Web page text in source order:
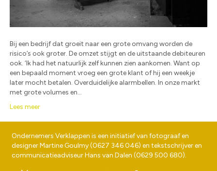
Bij een bedrijf dat groeit naar een grote omvang worden de
risico’s ook groter. De omzet stijgt en de uitstaande debiteuren
ook. ‘Ik had het natuurlijk zelf kunnen zien aankomen. Want op
een bepaald moment vroeg een grote klant of hij een weekje
later mocht betalen. Overduidelijke alarmbellen. In onze markt
met grote volumes en…
Lees meer
Ondernemers Verklappen is een initiatief van fotograaf en
designerMartine Goulmy(0627 346 046) en tekstschrijver en
communicatieadviseurHans van Dalen (0629 500 680).